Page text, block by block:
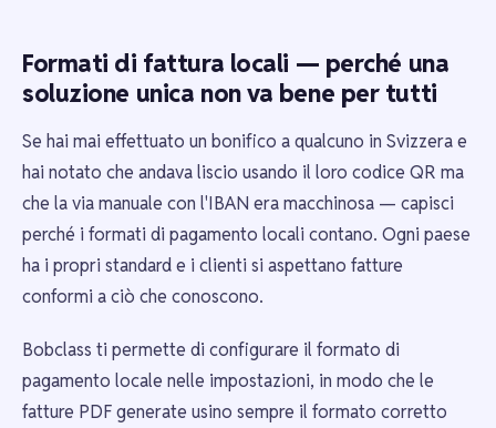
Formati di fattura locali — perché una
soluzione unica non va bene per tutti
Se hai mai effettuato un bonifico a qualcuno in Svizzera e
hai notato che andava liscio usando il loro codice QR ma
che la via manuale con l'IBAN era macchinosa — capisci
perché i formati di pagamento locali contano. Ogni paese
ha i propri standard e i clienti si aspettano fatture
conformi a ciò che conoscono.
Bobclass ti permette di configurare il formato di
pagamento locale nelle impostazioni, in modo che le
fatture PDF generate usino sempre il formato corretto